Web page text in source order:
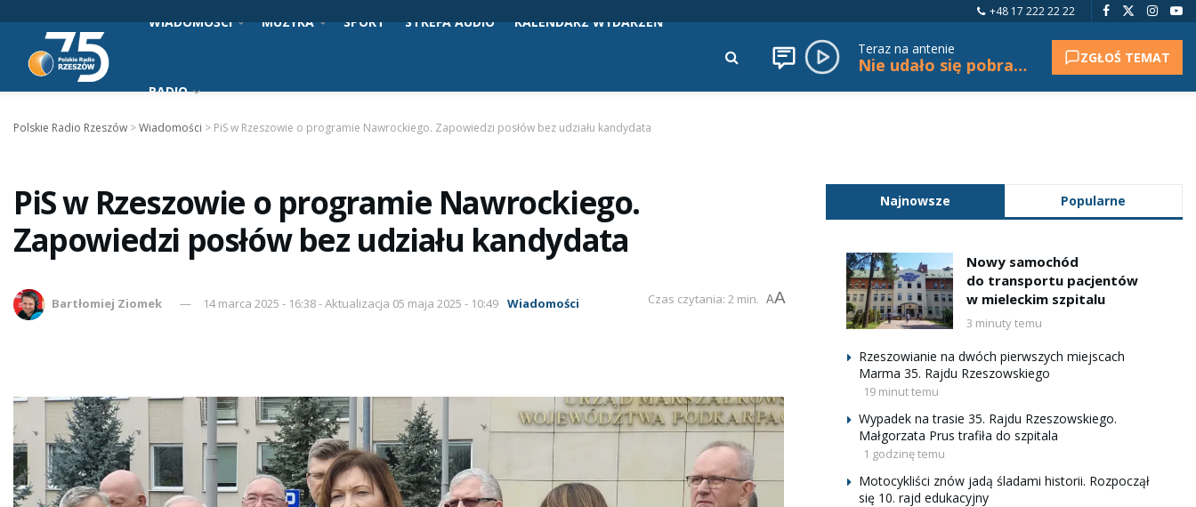
+48 17 222 22 22
WIADOMOŚCI MUZYKA SPORT STREFA AUDIO KALENDARZ WYDARZEŃ
RADIO
Teraz na antenie
Nie udało się pobrać tytułu. ZGŁOŚ TEMAT
Polskie Radio Rzeszów >Wiadomości > PiS w Rzeszowie o programie Nawrockiego. Zapowiedzi posłów bez udziału kandydata
PiS w Rzeszowie o programie Nawrockiego.
Zapowiedzi posłów bez udziału kandydata
Bartłomiej Ziomek 14 marca 2025 - 16:38 - Aktualizacja 05 maja 2025 - 10:49 Wiadomości Czas czytania: 2 min. AA
Najnowsze Popularne
Nowy samochód
do transportu pacjentów
w mieleckim szpitalu
3 minuty temu
Rzeszowianie na dwóch pierwszych miejscach
Marma 35. Rajdu Rzeszowskiego
19 minut temu
Wypadek na trasie 35. Rajdu Rzeszowskiego.
Małgorzata Prus trafiła do szpitala
1 godzinę temu
Motocykliści znów jadą śladami historii. Rozpoczął
się 10. rajd edukacyjny